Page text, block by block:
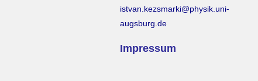
istvan.kezsmarki@physik.uni-
augsburg.de
Impressum